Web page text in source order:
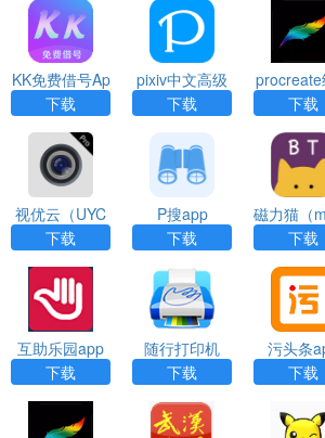
KK免费借号Ap
p
下载
pixiv中文高级
下载
procreate
下载免费
p
下载
视优云（UYC
Pro）app
下载
P搜app
下载
磁力猫（
et cat）
下载
互助乐园app
下载
随行打印机
（PrintHand P
remium）app
下载
污头条
下载